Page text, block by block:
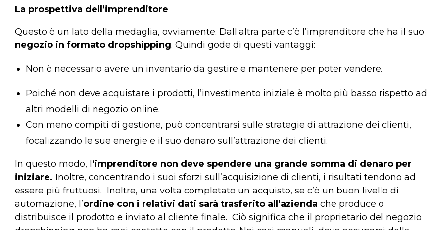
La prospettiva dell’imprenditore
Questo è un lato della medaglia, ovviamente. Dall’altra parte c’è l’imprenditore che ha il suo
negozio in formato dropshipping. Quindi gode di questi vantaggi:
Non è necessario avere un inventario da gestire e mantenere per poter vendere.
Poiché non deve acquistare i prodotti, l’investimento iniziale è molto più basso rispetto ad
altri modelli di negozio online.
Con meno compiti di gestione, può concentrarsi sulle strategie di attrazione dei clienti,
focalizzando le sue energie e il suo denaro sull’attrazione dei clienti.
In questo modo, l ‘imprenditore non deve spendere una grande somma di denaro per
iniziare. Inoltre, concentrando i suoi sforzi sull’acquisizione di clienti, i risultati tendono ad
essere più fruttuosi. Inoltre, una volta completato un acquisto, se c’è un buon livello di
automazione, l’ordine con i relativi dati sarà trasferito all’azienda che produce o
distribuisce il prodotto e inviato al cliente finale. Ciò significa che il proprietario del negozio